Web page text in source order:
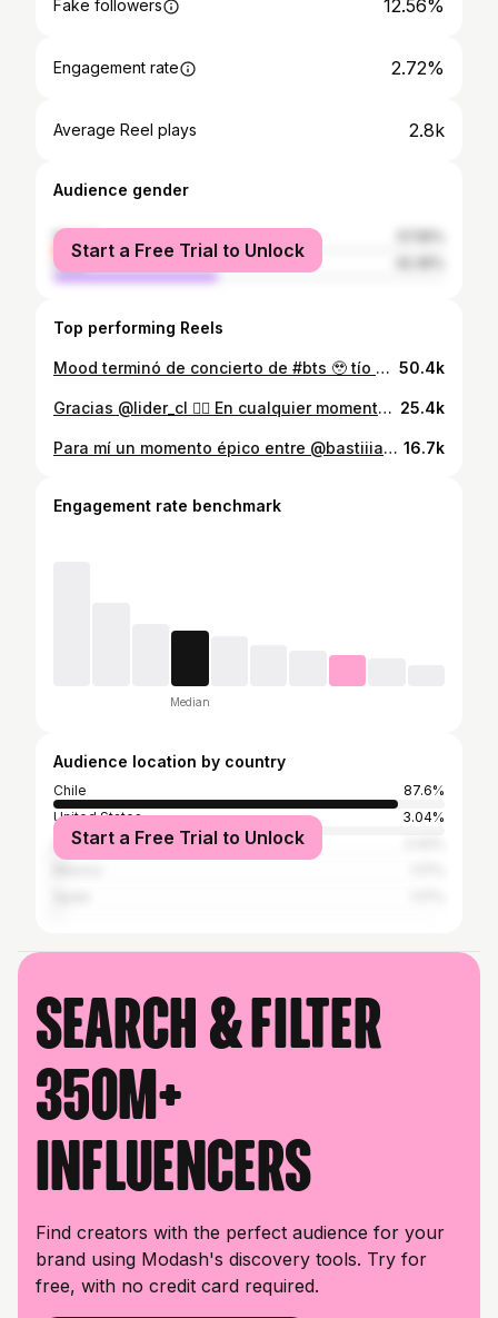
Fake followers 12.56%
Engagement rate 2.72%
Average Reel plays 2.8k
Audience gender
female
male
Start a Free Trial to Unlock
Top performing Reels
Mood terminó de concierto de #bts 🥹 tío @netflixchile pedazo de stream 😭 yo dejé eso cuando se quedaba pegado el concierto en Weverse 🤣 Fui feliz y claro, mi cuñis lo dijo todo 🤣🫶 #kpop #btscomeback2026💜fypシ゚viral #btsarmy #bangtansonyeondan 50.4k
Gracias @lider_cl 👌🏻 En cualquier momento nos traen los snack y ramen coreanos 😍 Sorry mi cara, pero venía del gym 🤣 #pepero #corea #lider #chile 25.4k
Para mí un momento épico entre @bastiiiaaaaaannnn @mj_gsus y @gman_reyes 🔥🔥🔥 Se quedaron hasta que nos sacaron y se pegaron su baile homenajeando a #MichaelJackson 😎✨ Yo esperaba que se quedaran todos, pero era tarde o el público fue muy fome jajajja ellos sintieron todo y obvio: la película 10000/10 ✨Critiquen todo lo que quieran, esta películas nos hizo llorar, gritar, emocionarnos y bailar ✨ #chile #Michael #MichaelMovie #jackson 16.7k
Engagement rate benchmark
Median
Audience location by country
Chile
87.6%
United States
3.04%
Argentina
Start a Free Trial to Unlock
Search & filter
350M+
influencers
Find creators with the perfect audience for your
brand using Modash's discovery tools. Try for
free, with no credit card required.